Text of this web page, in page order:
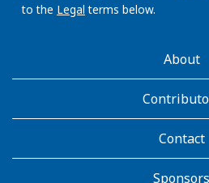
to the Legal terms below.
AboutKidsHealthAbout
Contact
Sponsors